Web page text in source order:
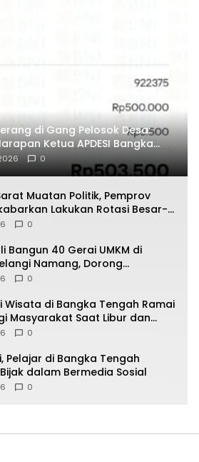
di Gang Pelosok Desa:
Ketua APDESI Bangka
PLN Babel
0
Muatan Politik, Pemprov
Lakukan Rotasi Besar-
0
Bangun 40 Gerai UMKM di
Namang, Dorong
0
Wisata di Bangka Tengah Ramai
Masyarakat Saat Libur dan
0
Pelajar di Bangka Tengah
dalam Bermedia Sosial
0